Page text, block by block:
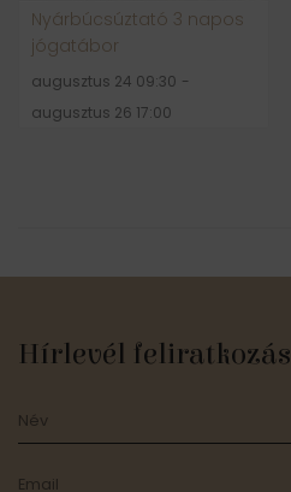
Nyárbúcsúztató 3 napos
jógatábor
augusztus 24 09:30 -
augusztus 26 17:00
Hírlevél feliratkozás